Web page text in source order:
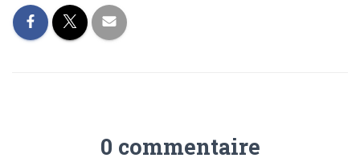
0 commentaire